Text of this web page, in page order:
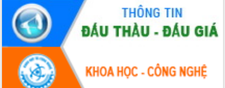
Nâng cao hiệu lực, hiệu quả HĐND
tỉnh thông qua hiện đại hóa hành chính
Xã Ea Phê gắn cải cách hành chính với
chuyển đổi số
Phó Chủ tịch Thường trực UBND tỉnh
Hồ Thị Nguyên Thảo làm việc tại Trung
tâm Phục vụ hành chính công xã Ea
Phê